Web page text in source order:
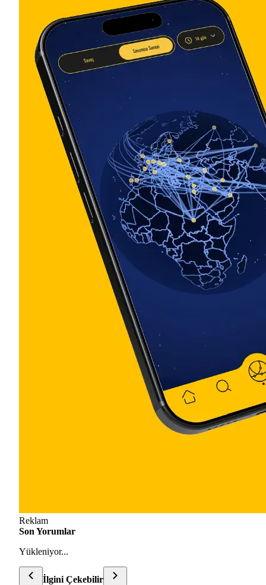
Reklam
Son Yorumlar
Yükleniyor...
İlgini Çekebilir